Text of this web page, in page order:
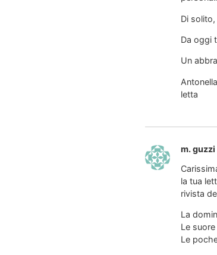
Di
Da oggi
Un
Antonella
letta
m. guzzi
la tua
rivista
La
Le
Le